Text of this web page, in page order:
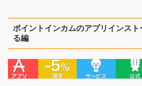
ポイントインカムのアプリインス
る編